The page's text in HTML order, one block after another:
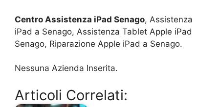
Centro Assistenza iPad Senago, Assistenza
iPad a Senago, Assistenza Tablet Apple iPad
Senago, Riparazione Apple iPad a Senago.
Nessuna Azienda Inserita.
Articoli Correlati: